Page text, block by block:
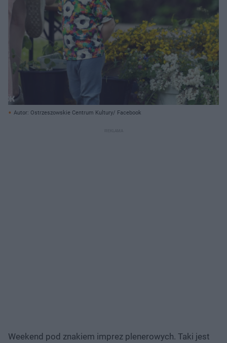
Autor: Ostrzeszowskie Centrum Kultury/ Facebook
Weekend pod znakiem imprez plenerowych. Taki jest